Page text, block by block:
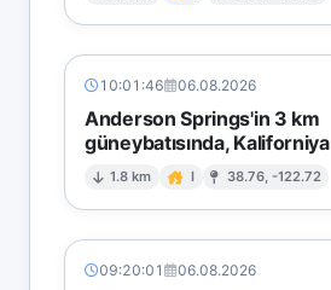
10:01:46 06.08.2026
Anderson Springs'in 3 km
güneybatısında, Kaliforniya
1.8 km I 38.76, -122.72
09:20:01 06.08.2026